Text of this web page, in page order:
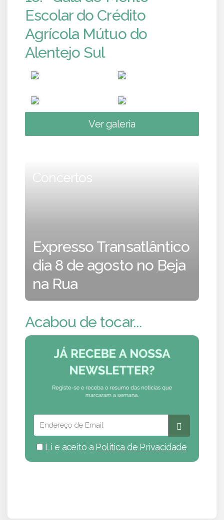
Escolar do Crédito
Agrícola Mútuo do
Alentejo Sul
Ver galeria
Concertos
Expresso Transatlântico
dia 8 de agosto no Beja
na Rua
Acabou de tocar...
Li e aceito a Política de Privacidade